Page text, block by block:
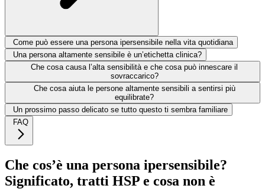
Come può essere una persona ipersensibile nella vita quotidiana
Una persona altamente sensibile è un’etichetta clinica?
Che cosa causa l’alta sensibilità e che cosa può innescare il
sovraccarico?
Che cosa aiuta le persone altamente sensibili a sentirsi più
equilibrate?
Un prossimo passo delicato se tutto questo ti sembra familiare
FAQ
Che cos’è una persona ipersensibile?
Significato, tratti HSP e cosa non è